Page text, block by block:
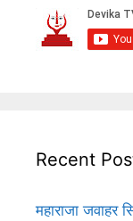
Recent
महाराजा जवाहर